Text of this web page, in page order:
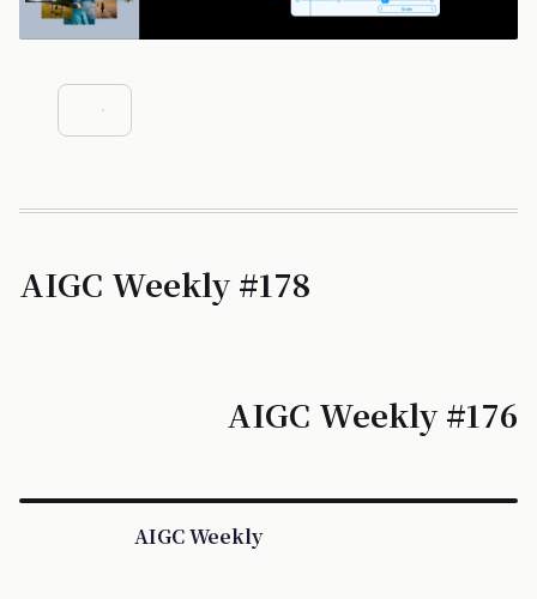
AIGC Weekly #178
AIGC Weekly #176
AIGC Weekly